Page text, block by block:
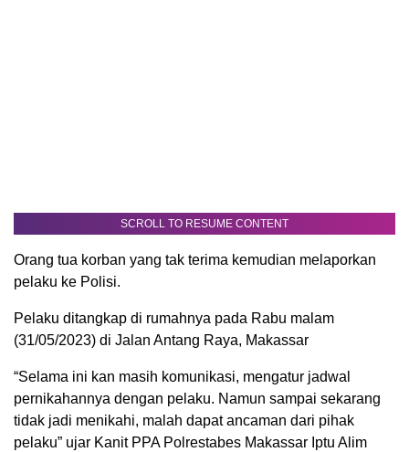
SCROLL TO RESUME CONTENT
Orang tua korban yang tak terima kemudian melaporkan
pelaku ke Polisi.
Pelaku ditangkap di rumahnya pada Rabu malam
(31/05/2023) di Jalan Antang Raya, Makassar
“Selama ini kan masih komunikasi, mengatur jadwal
pernikahannya dengan pelaku. Namun sampai sekarang
tidak jadi menikahi, malah dapat ancaman dari pihak
pelaku” ujar Kanit PPA Polrestabes Makassar Iptu Alim